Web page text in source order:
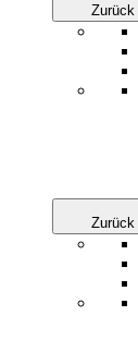
Zurück
Zurück